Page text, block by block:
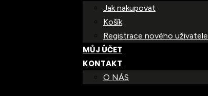
Jak nakupovat
Košík
Registrace nového uživatele
MŮJ ÚČET
KONTAKT
O NÁS